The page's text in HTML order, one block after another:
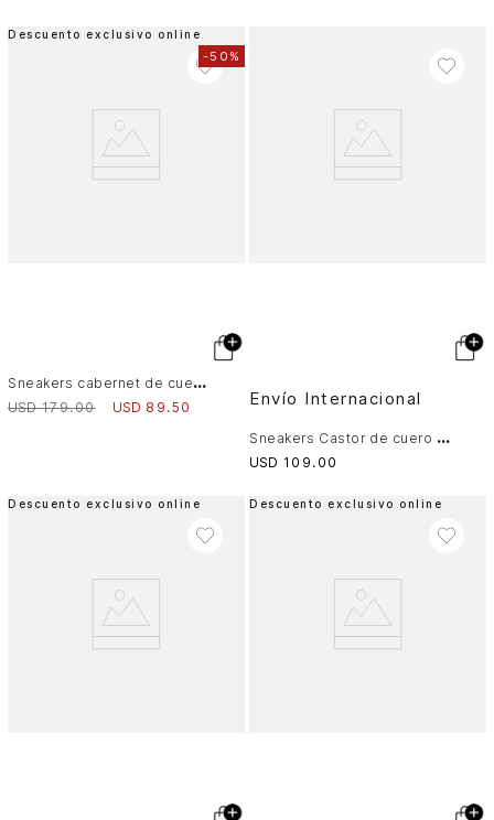
-50%
Descuento exclusivo online
S
neakers cabernet de cuero para hombre acabado abatanado
USD 179.00 USD 89 .50 Envío Internacional
S
neakers Castor de cuero y textil para hombre apariencia deportiva
USD 109 . 00
Descuento exclusivo online Descuento exclusivo online